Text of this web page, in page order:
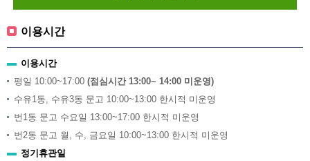
이용시간
이용시간
평일 10:00~17:00 (점심시간 13:00~ 14:00 미운영)
수유1동, 수유3동 문고 10:00~13:00 한시적 미운영
번1동 문고 수요일 13:00~17:00 한시적 미운영
번2동 문고 월, 수, 금요일 10:00~13:00 한시적 미운영
정기휴관일